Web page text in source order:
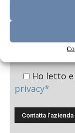
Ho letto
privacy*